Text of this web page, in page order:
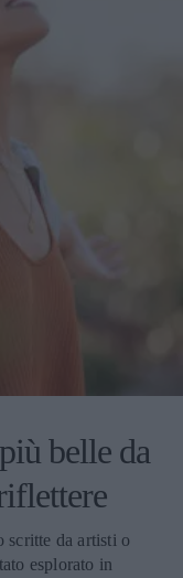
belle da
scritte da artisti o
esplorato in